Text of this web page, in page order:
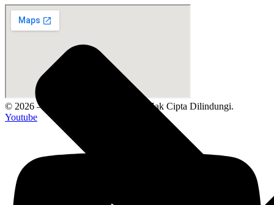
© 2026 – ADW Consulting | Semua Hak Cipta Dilindungi.
Youtube